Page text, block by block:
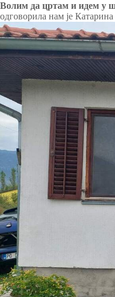
Волим да цртам и идем у
одговорила нам је